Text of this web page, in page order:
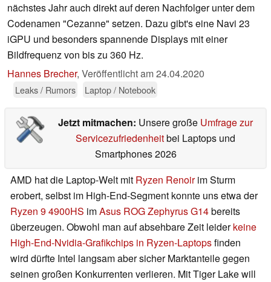
nächstes Jahr auch direkt auf deren Nachfolger unter dem
Codenamen "Cezanne" setzen. Dazu gibt's eine Navi 23
iGPU und besonders spannende Displays mit einer
Bildfrequenz von bis zu 360 Hz.
Hannes Brecher, Veröffentlicht am24.04.2020
Leaks / Rumors Laptop / Notebook
Jetzt mitmachen: Unsere große Umfrage zur
Servicezufriedenheitbei Laptops und
Smartphones 2026
AMD hat die Laptop-Welt mit Ryzen Renoirim Sturm
erobert, selbst im High-End-Segment konnte uns etwa der
Ryzen 9 4900HS imAsus ROG Zephyrus G14bereits
überzeugen. Obwohl man auf absehbare Zeit leiderkeine
High-End-Nvidia-Grafikchips in Ryzen-Laptopsfinden
wird dürfte Intel langsam aber sicher Marktanteile gegen
seinen großen Konkurrenten verlieren. Mit Tiger Lake will